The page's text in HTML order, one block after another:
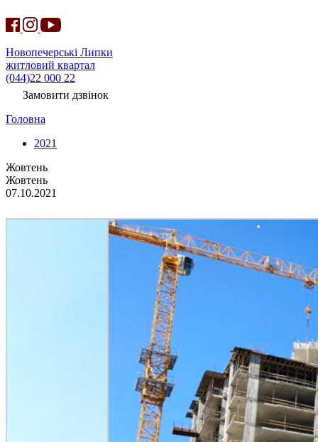
Новопечерські Липки
житловий квартал
(044)22 000 22
Замовити дзвінок
Головна
2021
Жовтень
Жовтень
07.10.2021